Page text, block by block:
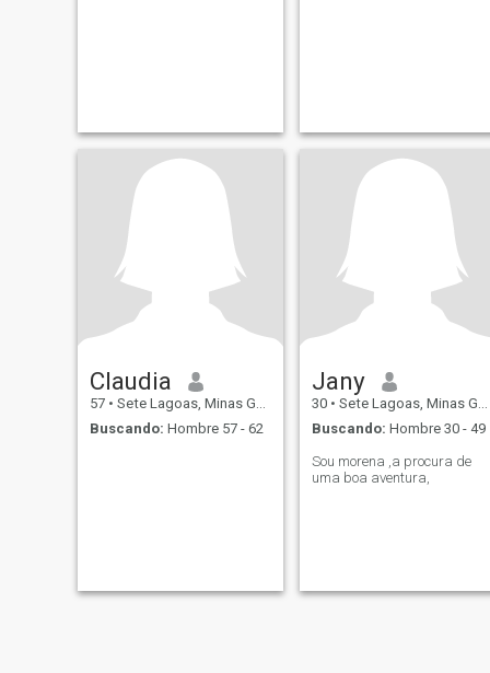
Claudia
57 • Sete Lagoas, Minas Gerais, Brasil
Buscando: Hombre 57 - 62
Jany
30 • Sete Lagoas, Minas Gerais, Brasil
Buscando: Hombre 30 - 49
Sou morena ,a procura de
uma boa aventura,